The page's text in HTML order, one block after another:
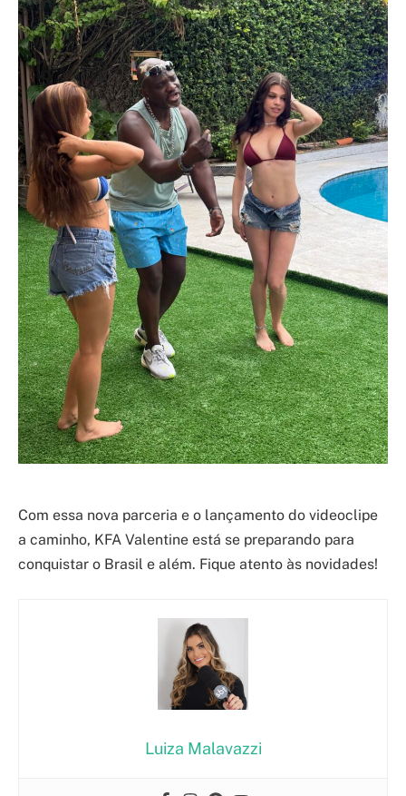
Com essa nova parceria e o lançamento do videoclipe
a caminho, KFA Valentine está se preparando para
conquistar o Brasil e além. Fique atento às novidades!
Luiza Malavazzi